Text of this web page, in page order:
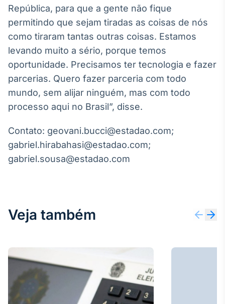
Gestão de
Investimentos
Tokenização
de ativos
Em breve
Crédito
República, para que a gente não fique
permitindo que sejam tiradas as coisas de nós
como tiraram tantas outras coisas. Estamos
levando muito a sério, porque temos
oportunidade. Precisamos ter tecnologia e fazer
parcerias. Quero fazer parceria com todo
mundo, sem alijar ninguém, mas com todo
processo aqui no Brasil”, disse.
Contato: geovani.bucci@estadao.com;
gabriel.hirabahasi@estadao.com;
gabriel.sousa@estadao.com
Veja também